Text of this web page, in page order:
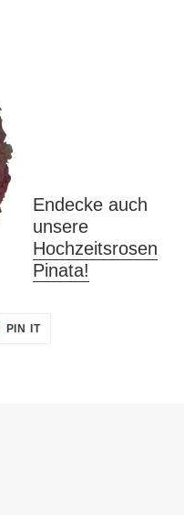
Endecke auch
unsere
Hochzeitsrosen
Pinata!
PIN ITPIN